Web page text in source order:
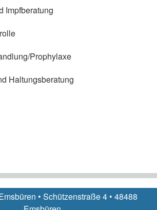
Impfberatung
Prophylaxe
Haltungsberatung
• Schützenstraße 4 • 48488